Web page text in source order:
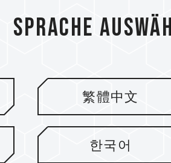
Da
10.und ist
ermöglicht
oder
die
Zusammen
Sprache
繁體中文
한국어